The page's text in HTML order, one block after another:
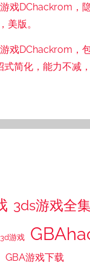
戏DChackrom，
美版。
戏DChackrom，
式简化，能力不减
3ds游戏全集
游戏
GBA游戏下载